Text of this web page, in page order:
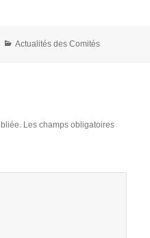
Catégories
Actualités des Comités
Les champs obligatoires